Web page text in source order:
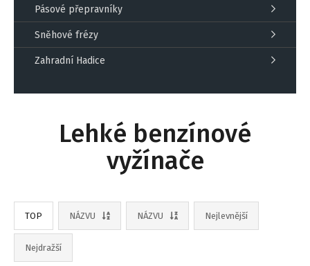
Pásové přepravníky
Sněhové frézy
Zahradní Hadice
Lehké benzínové
vyžínače
TOP NÁZVU NÁZVU Nejlevnější
Nejdražší